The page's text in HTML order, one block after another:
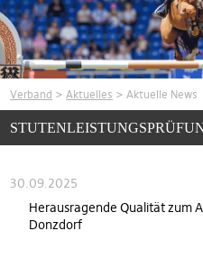
Verband >Aktuelles > Aktuelle News
30.09.2025
Herausragende Qualität zum
Donzdorf